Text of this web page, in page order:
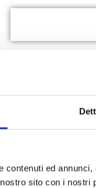
contenuti ed
sito con i
Ecografie
Ecografie
Ecocolor Doppler